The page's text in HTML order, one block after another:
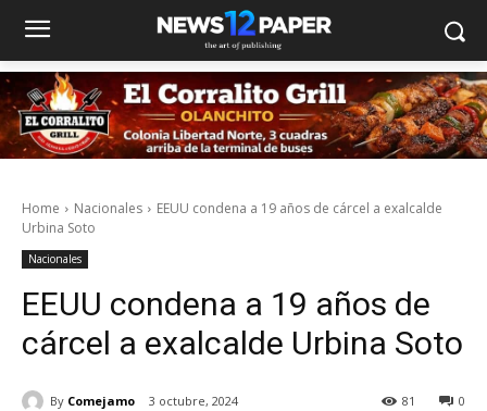
Home Nacionales
EEUU condena a 19 años de cárcel a exalcalde
Urbina Soto
Nacionales
EEUU condena a 19 años de
cárcel a exalcalde Urbina Soto
By Comejamo 3 octubre, 2024 0
81